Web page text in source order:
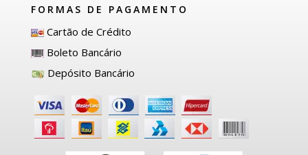
FORMAS DE PAGAMENTO
Cartão de Crédito
Boleto Bancário
Depósito Bancário